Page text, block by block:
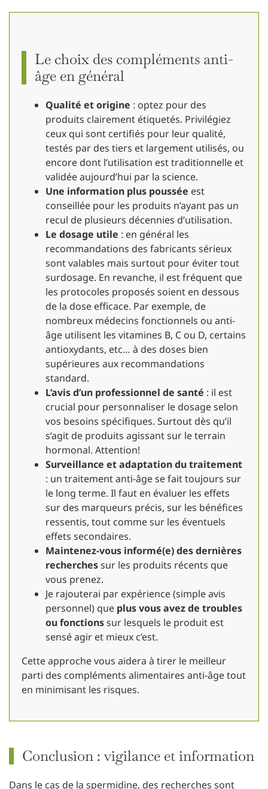
Le choix des compléments anti-
âge en général
Qualité et origine : optez pour des
produits clairement étiquetés. Privilégiez
ceux qui sont certifiés pour leur qualité,
testés par des tiers et largement utilisés, ou
encore dont l’utilisation est traditionnelle et
validée aujourd’hui par la science.
Une information plus poussée est
conseillée pour les produits n’ayant pas un
recul de plusieurs décennies d’utilisation.
Le dosage utile : en général les
recommandations des fabricants sérieux
sont valables mais surtout pour éviter tout
surdosage. En revanche, il est fréquent que
les protocoles proposés soient en dessous
de la dose efficace. Par exemple, de
nombreux médecins fonctionnels ou anti-
âge utilisent les vitamines B, C ou D, certains
antioxydants, etc… à des doses bien
supérieures aux recommandations
standard.
L’avis d’un professionnel de santé : il est
crucial pour personnaliser le dosage selon
vos besoins spécifiques. Surtout dès qu’il
s’agit de produits agissant sur le terrain
hormonal. Attention!
Surveillance et adaptation du traitement
: un traitement anti-âge se fait toujours sur
le long terme. Il faut en évaluer les effets
sur des marqueurs précis, sur les bénéfices
ressentis, tout comme sur les éventuels
effets secondaires.
Maintenez-vous informé(e) des dernières
recherchessur les produits récents que
vous prenez.
Je rajouterai par expérience (simple avis
personnel) que plus vous avez de troubles
ou fonctionssur lesquels le produit est
sensé agir et mieux c’est.
Cette approche vous aidera à tirer le meilleur
parti des compléments alimentaires anti-âge tout
en minimisant les risques.
Conclusion : vigilance et information
Dans le cas de la spermidine, des recherches sont